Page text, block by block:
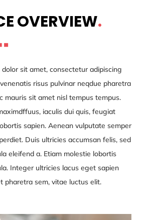
OVERVIEW.
sit amet, consectetur adipiscing
risus pulvinar neqdue pharetra
mauris sit amet nisl tempus tempus.
iaculis dui quis, feugiat
sapien. Aenean vulputate semper
Duis ultricies accumsan felis, sed
eleifend a. Etiam molestie lobortis
Integer ultricies lacus eget sapien
pharetra sem, vitae luctus elit.